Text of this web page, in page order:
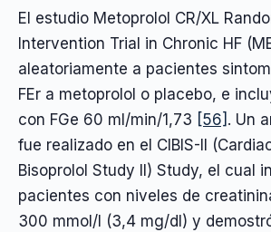
El estudio Metoprolol CR/XL
Intervention Trial in Chronic HF
aleatoriamente a pacientes
FEr a metoprolol o placebo, e
con FGe 60 ml/min/1,73 [56] . Un
fue realizado en el CIBIS-II
Bisoprolol Study II) Study, el cual
pacientes con niveles de
300 mmol/l (3,4 mg/dl) y